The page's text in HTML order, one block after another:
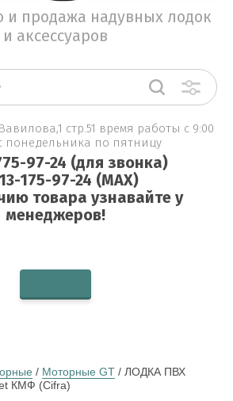
и продажа надувных лодок
и аксессуаров
стр.51 время работы с 9:00
понедельника по пятницу
97-24 (для звонка)
175-97-24 (MAX)
товара узнавайте у
менеджеров!
/ Моторные GT / ЛОДКА ПВХ
КМФ (Cifra)